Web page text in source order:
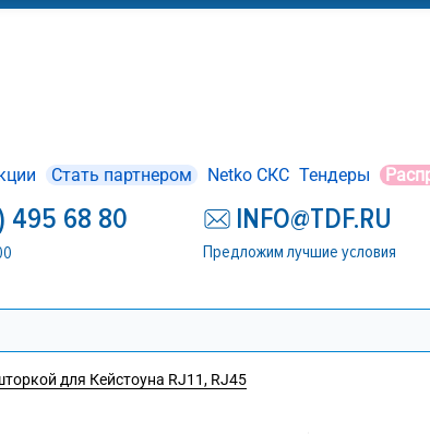
Стать партнером Netko СКС Тендеры
495 68 80 INFO@TDF.RU
Предложим лучшие условия
для Кейстоуна RJ11, RJ45